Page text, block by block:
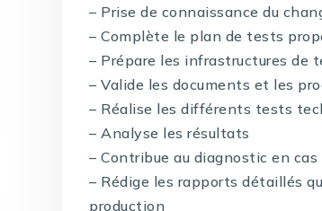
– Prise de connaissance du
– Complète le plan de tests
– Prépare les infrastructures de
– Valide les documents et les
– Réalise les différents tests
– Analyse les résultats
– Contribue au diagnostic en
– Rédige les rapports détaillés
production